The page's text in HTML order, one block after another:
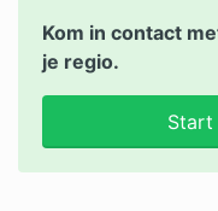
Kom in contact
je regio.